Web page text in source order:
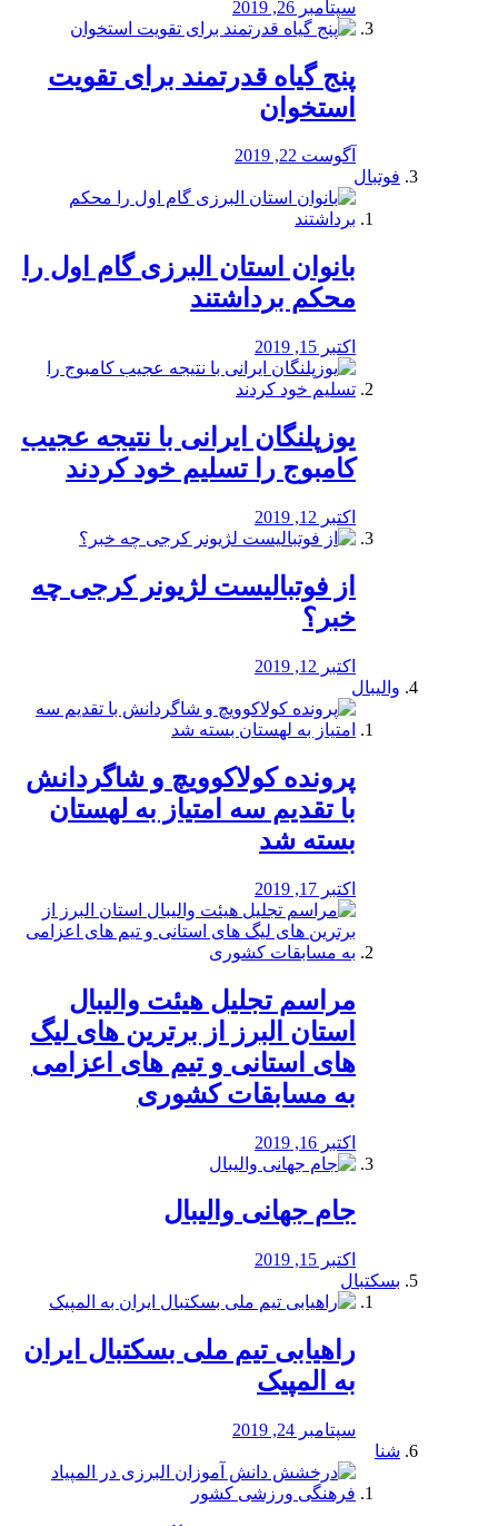
سپتامبر 26, 2019
پنج گیاه قدرتمند برای تقویت
استخوان
آگوست 22, 2019
فوتبال
بانوان استان البرزی گام اول را
محكم برداشتند
اکتبر 15, 2019
یوزپلنگان ایرانی با نتیجه عجیب
کامبوج را تسلیم خود کردند
اکتبر 12, 2019
از فوتبالیست لژیونر کرجی چه
خبر؟
اکتبر 12, 2019
والیبال
پرونده کولاکوویچ و شاگردانش
با تقدیم سه امتیاز به لهستان
بسته شد
اکتبر 17, 2019
مراسم تجلیل هیئت والیبال
استان البرز از برترین های لیگ
های استانی و تیم های اعزامی
به مسابقات کشوری
اکتبر 16, 2019
جام جهانی والیبال
اکتبر 15, 2019
بسکتبال
راهیابی تیم ملی بسکتبال ایران
به المپیک
سپتامبر 24, 2019
شنا